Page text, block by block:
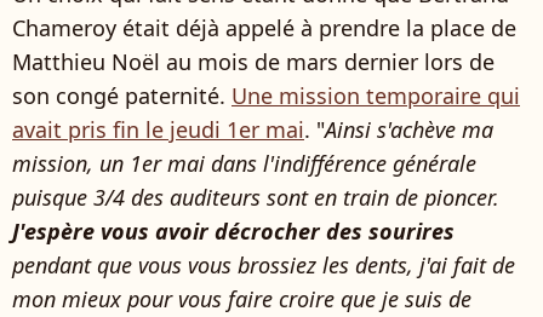
Chameroy était déjà appelé à prendre la place de
Matthieu Noël au mois de mars dernier lors de
son congé paternité. Une mission temporaire qui
avait pris fin le jeudi 1er mai. "Ainsi s'achève ma
mission, un 1er mai dans l'indifférence générale
puisque 3/4 des auditeurs sont en train de pioncer.
J'espère vous avoir décrocher des sourires
pendant que vous vous brossiez les dents, j'ai fait de
mon mieux pour vous faire croire que je suis de